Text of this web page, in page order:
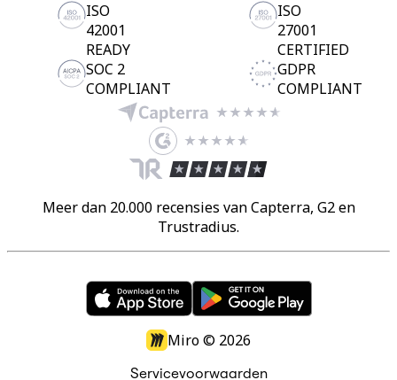
ISO
42001
READY
ISO
27001
CERTIFIED
SOC 2
COMPLIANT
GDPR
COMPLIANT
Meer dan 20.000 recensies van Capterra, G2 en
Trustradius.
Miro © 2026
Servicevoorwaarden